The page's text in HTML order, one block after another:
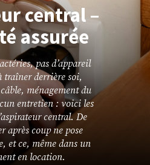
central –
assurée
pas d’appareil
traîner derrière soi,
ménagement du
entretien : voici les
central. De
après coup ne pose
et ce, même dans un
en location.